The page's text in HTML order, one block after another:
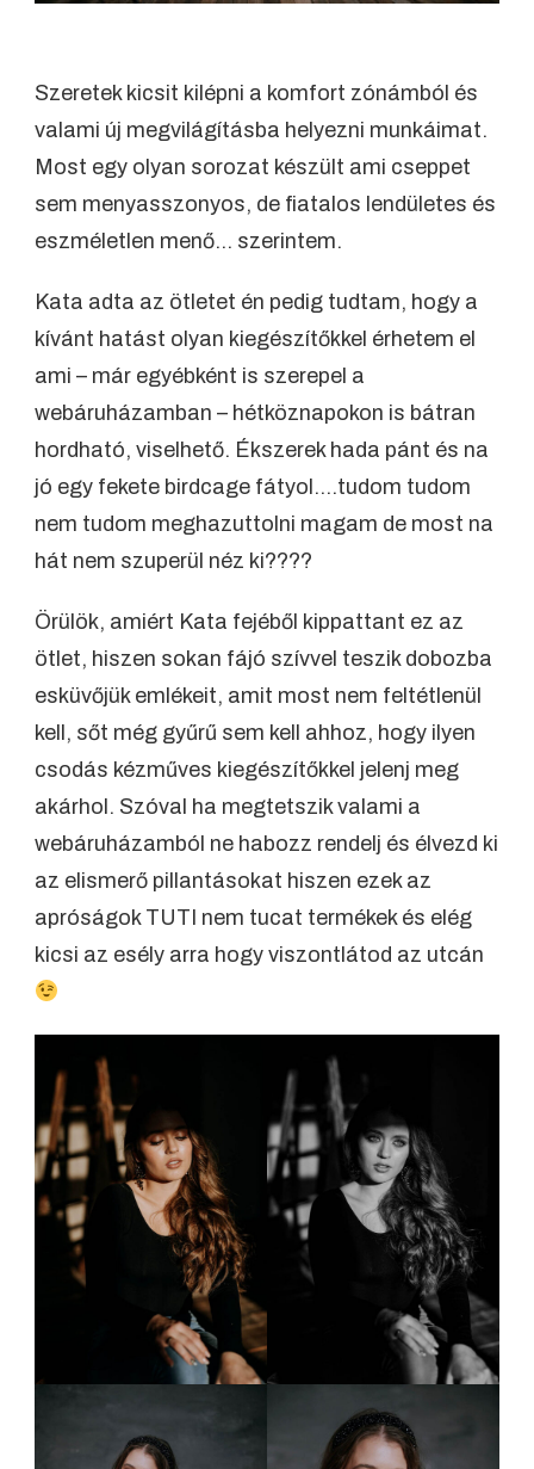
Szeretek kicsit kilépni a komfort zónámból és
valami új megvilágításba helyezni munkáimat.
Most egy olyan sorozat készült ami cseppet
sem menyasszonyos, de fiatalos lendületes és
eszméletlen menő… szerintem.
Kata adta az ötletet én pedig tudtam, hogy a
kívánt hatást olyan kiegészítőkkel érhetem el
ami – már egyébként is szerepel a
webáruházamban – hétköznapokon is bátran
hordható, viselhető. Ékszerek hada pánt és na
jó egy fekete birdcage fátyol….tudom tudom
nem tudom meghazuttolni magam de most na
hát nem szuperül néz ki????
Örülök, amiért Kata fejéből kippattant ez az
ötlet, hiszen sokan fájó szívvel teszik dobozba
esküvőjük emlékeit, amit most nem feltétlenül
kell, sőt még gyűrű sem kell ahhoz, hogy ilyen
csodás kézműves kiegészítőkkel jelenj meg
akárhol. Szóval ha megtetszik valami a
webáruházamból ne habozz rendelj és élvezd ki
az elismerő pillantásokat hiszen ezek az
apróságok TUTI nem tucat termékek és elég
kicsi az esély arra hogy viszontlátod az utcán